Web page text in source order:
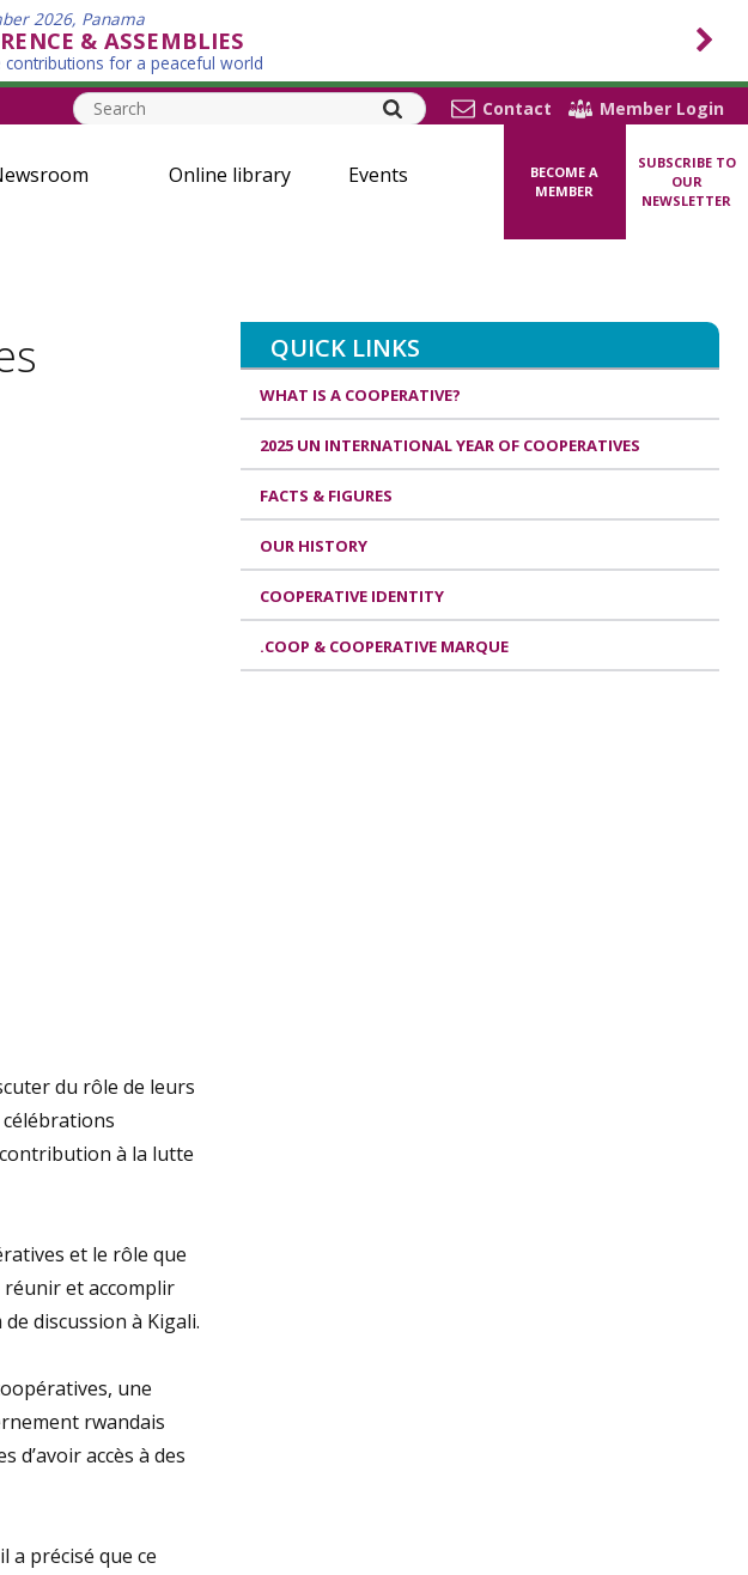
2026, Panama
& ASSEMBLIES
contributions for a peaceful world
Contact Member Login
Online library Events
BECOME A
MEMBER
SUBSCRIBE TO
OUR
NEWSLETTER
du rôle de leurs
à la lutte
et le rôle que
et accomplir
discussion à Kigali.
une
rwandais
accès à des
a précisé que ce
QUICK LINKS
WHAT IS A COOPERATIVE?
2025 UN INTERNATIONAL YEAR OF COOPERATIVES
FACTS & FIGURES
OUR HISTORY
COOPERATIVE IDENTITY
.COOP & COOPERATIVE MARQUE